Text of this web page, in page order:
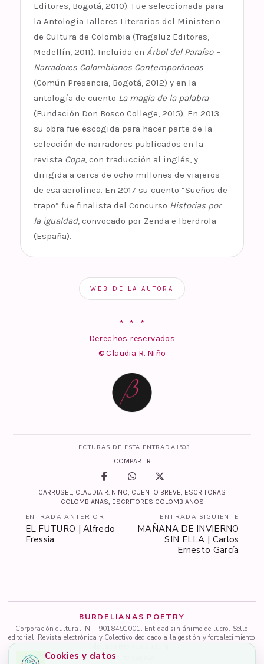
Editores, Bogotá, 2010). Fue seleccionada para
la Antología Talleres Literarios del Ministerio
de Cultura de Colombia (Tragaluz Editores,
Medellín, 2011). Incluida enÁrbol del Paraíso –
Narradores Colombianos Contemporáneos
(Común Presencia, Bogotá, 2012) y en la
antología de cuento La magia de la palabra
(Fundación Don Bosco College, 2015). En 2013
su obra fue escogida para hacer parte de la
selección de narradores publicados en la
revista Copa, con traducción al inglés, y
dirigida a cerca de ocho millones de viajeros
de esa aerolínea. En 2017 su cuento “Sueños de
trapo” fue finalista del Concurso Historias por
la igualdad, convocado por Zenda e Iberdrola
(España).
WEB DE LA AUTORA
* * *
Derechos reservados
© Claudia R. Niño
LECTURAS DE ESTA ENTRADA1503
COMPARTIR
CARRUSEL, CLAUDIA R. NIÑO, CUENTO BREVE, ESCRITORAS
COLOMBIANAS, ESCRITORES COLOMBIANOS
ENTRADA ANTERIOR
EL FUTURO | Alfredo
Fressia
ENTRADA SIGUIENTE
MAÑANA DE INVIERNO
SIN ELLA | Carlos
Ernesto García
BURDELIANAS POETRY
Corporación cultural, NIT 9018491001. Entidad sin ánimo de lucro. Sello
editorial. Revista electrónica y Colectivo dedicado a la gestión y fortalecimiento
de las artes y la cultura.
VISITAS
Cookies y datos